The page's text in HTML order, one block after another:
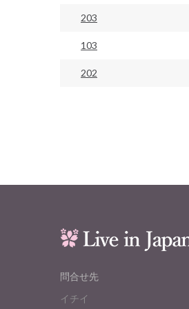
203
103
202
問合せ先
イチイ